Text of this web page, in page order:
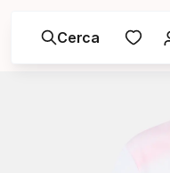
Cerca